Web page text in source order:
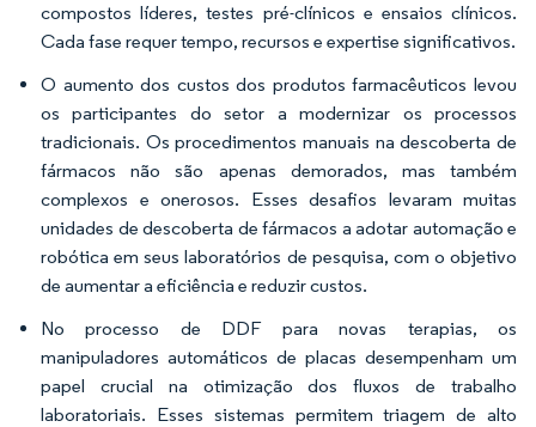
compostos líderes, testes pré-clínicos e ensaios clínicos.
Cada fase requer tempo, recursos e expertise significativos.
O aumento dos custos dos produtos farmacêuticos levou
os participantes do setor a modernizar os processos
tradicionais. Os procedimentos manuais na descoberta de
fármacos não são apenas demorados, mas também
complexos e onerosos. Esses desafios levaram muitas
unidades de descoberta de fármacos a adotar automação e
robótica em seus laboratórios de pesquisa, com o objetivo
de aumentar a eficiência e reduzir custos.
No processo de DDF para novas terapias, os
manipuladores automáticos de placas desempenham um
papel crucial na otimização dos fluxos de trabalho
laboratoriais. Esses sistemas permitem triagem de alto